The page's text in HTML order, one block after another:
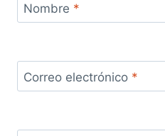
Nombre *
Correo electrónico *